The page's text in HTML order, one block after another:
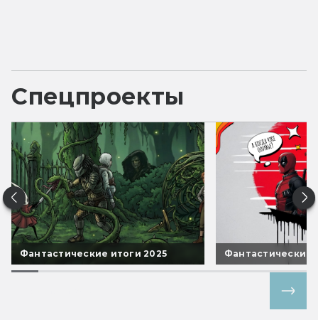
Спецпроекты
Фантастические итоги 2025 Фантастические